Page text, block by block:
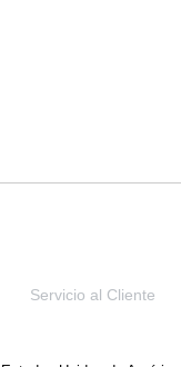
Servicio al Cliente